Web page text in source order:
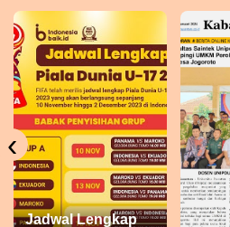
Jadwal Lengkap
‹